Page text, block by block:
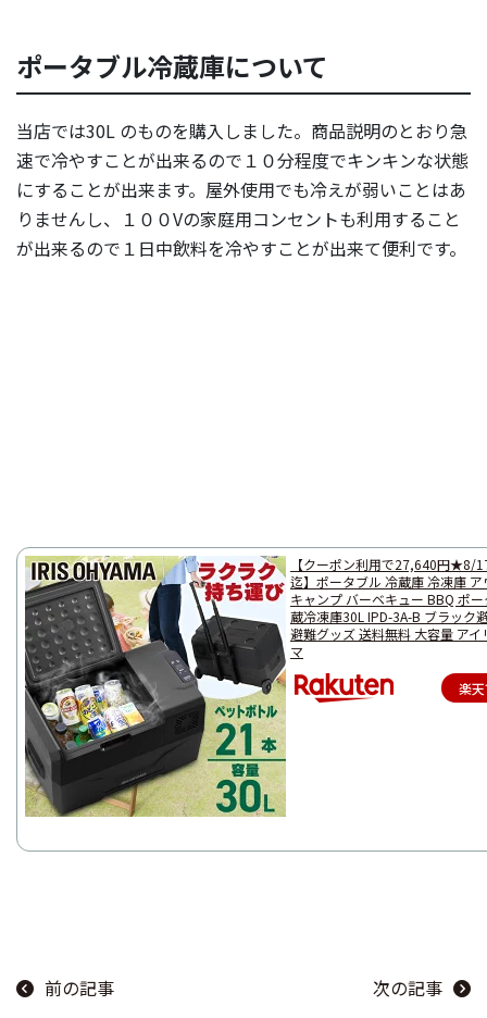
ポータブル冷蔵庫について
当店では30L のものを購入しました。商品説明のとおり急
速で冷やすことが出来るので１０分程度でキンキンな状態
にすることが出来ます。屋外使用でも冷えが弱いことはあ
りませんし、１００Vの家庭用コンセントも利用すること
が出来るので１日中飲料を冷やすことが出来て便利です。
【クーポン利用で27,640円★8/
迄】ポータブル 冷蔵庫 冷凍庫 ア
キャンプ バーベキュー BBQ ポ
蔵冷凍庫30L IPD-3A-B ブラック
避難グッズ 送料無料 大容量 アイ
マ
楽
前の記事 次の記事